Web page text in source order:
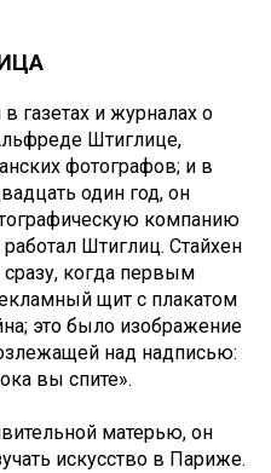
газетах и журналах о
Штиглице,
фотографов; и в
один год, он
компанию
Штиглиц. Стайхен
когда первым
щит с плакатом
это было изображение
над надписью:
вы спите».
матерью, он
искусство в Париже.